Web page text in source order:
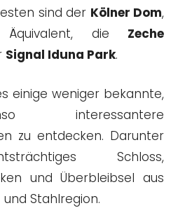
sind der Kölner Dom,
die Zeche
Signal Iduna Park.
einige weniger bekannte,
interessantere
zu entdecken. Darunter
Schloss,
und Überbleibsel aus
Stahlregion.